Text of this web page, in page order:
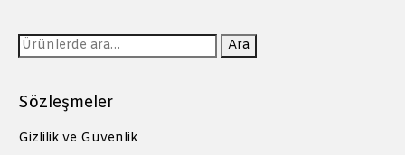
Ara: Ara
Sözleşmeler
Gizlilik ve Güvenlik